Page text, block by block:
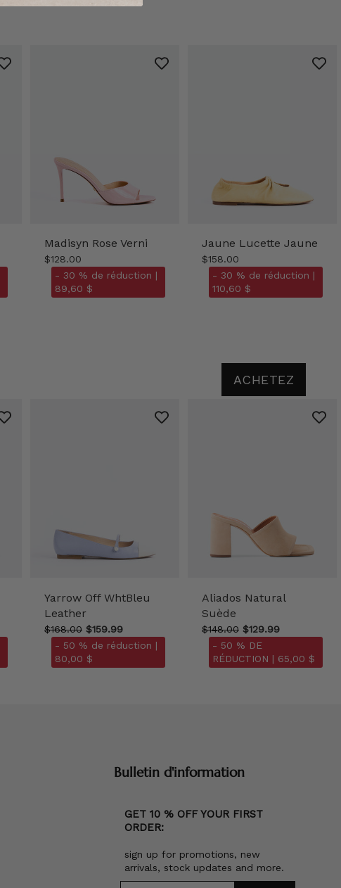
Madisyn Rose Verni
$128.00
- 30 % de réduction |
89,60 $
Jaune Lucette Jaune
$158.00
- 30 % de réduction |
110,60 $
ACHETEZ
Yarrow Off WhtBleu
Leather
$168.00 $159.99
- 50 % de réduction |
80,00 $
Aliados Natural
Suède
$148.00 $129.99
- 50 % DE
RÉDUCTION | 65,00 $
Bulletin d'information
GET 10 % OFF YOUR FIRST
ORDER:
sign up for promotions, new
arrivals, stock updates and more.